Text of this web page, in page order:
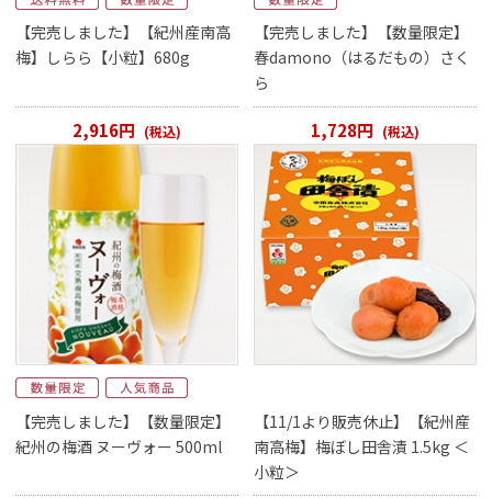
【完売しました】【紀州産南高
梅】しらら【小粒】680g
2,916円 (税込)
【完売しました】【数量限定】
春damono（はるだもの）さく
ら
1,728円 (税込)
【完売しました】【数量限定】
紀州の梅酒 ヌーヴォー 500ml
【11/1より販売休止】【紀州産
南高梅】梅ぼし田舎漬 1.5kg ＜
小粒＞